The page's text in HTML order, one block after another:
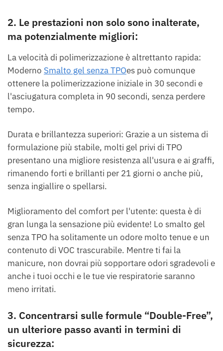
2. Le prestazioni non solo sono inalterate,
ma potenzialmente migliori:
La velocità di polimerizzazione è altrettanto rapida:
Moderno Smalto gel senza TPOes può comunque
ottenere la polimerizzazione iniziale in 30 secondi e
l'asciugatura completa in 90 secondi, senza perdere
tempo.
Durata e brillantezza superiori: Grazie a un sistema di
formulazione più stabile, molti gel privi di TPO
presentano una migliore resistenza all'usura e ai graffi,
rimanendo forti e brillanti per 21 giorni o anche più,
senza ingiallire o spellarsi.
Miglioramento del comfort per l'utente: questa è di
gran lunga la sensazione più evidente! Lo smalto gel
senza TPO ha solitamente un odore molto tenue e un
contenuto di VOC trascurabile. Mentre ti fai la
manicure, non dovrai più sopportare odori sgradevoli e
anche i tuoi occhi e le tue vie respiratorie saranno
meno irritati.
3. Concentrarsi sulle formule “Double-Free”,
un ulteriore passo avanti in termini di
sicurezza: